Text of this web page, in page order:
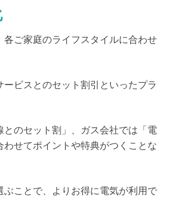
各ご家庭のライフスタイルに合わせ
ービスとのセット割引といったプラ
のセット割」、ガス会社では「電
せてポイントや特典がつくことな
ことで、よりお得に電気が利用で